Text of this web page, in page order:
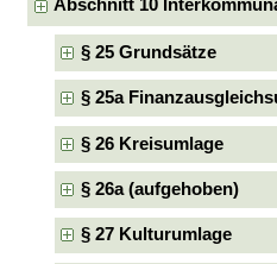
Abschnitt 10
§ 25 Grundsätze
§ 25a
§ 26 Kreisumlage
§ 26a (aufgehoben)
§ 27 Kulturumlage